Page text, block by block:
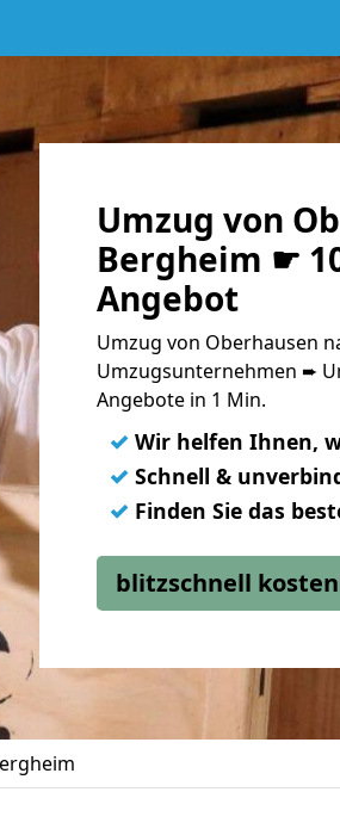
Umzug von
Bergheim ☛
Angebot
Umzug von Oberhausen
Umzugsunternehmen ➨
Angebote in 1 Min.
✓ Wir helfen Ihnen,
✓ Schnell &
✓ Finden Sie das
blitzschnell